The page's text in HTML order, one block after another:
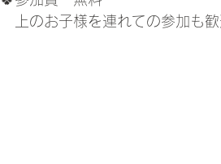
上のお子様を連れての参加も歓